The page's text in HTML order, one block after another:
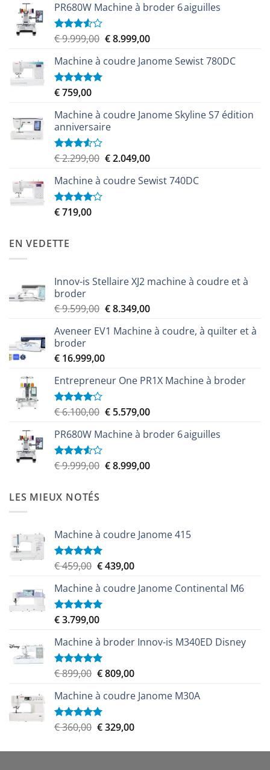
PR680W Machine à broder 6 aiguilles
Note
5
€9.999,00 Le
initial
€8.999,00Le
actuel
Machine à coudre Janome Sewist 780DC
Note5.00
€759,00
Machine à coudre Janome Skyline S7 édition
anniversaire
Note
5
€2.299,00 Le
initial
€2.049,00Le
actuel
Machine à coudre Sewist 740DC
Note
€719,00
EN VEDETTE
Innov-is Stellaire XJ2 machine à coudre et à
broder
€9.599,00 Le
initial
€ 9.599,00.
€8.349,00Le
actuel
Aveneer EV1 Machine à coudre, à quilter et à
broder
€ 16.999,00
Entrepreneur One PR1X Machine à broder
Note
5
€6.100,00 Le
initial
€ 6.100,00.
€5.579,00Le
actuel
€ 5.579,00.
PR680W Machine à broder 6 aiguilles
Note
€9.999,00 Le
€8.999,00Le
LES MIEUX NOTÉS
Machine à coudre Janome 415
Note5.00
€459,00 Le
initial
était :
€ 459,00.
€439,00Le
actuel
Machine à coudre Janome Continental M6
Note5.00
€3.799,00
Machine à broder Innov-is M340ED Disney
Note5.00
€899,00 Le
initial
était :
€ 899,00.
€809,00Le
actuel
€ 809,00.
Machine à coudre Janome M30A
Note5.00
€360,00 Le
initial
€329,00Le
actuel